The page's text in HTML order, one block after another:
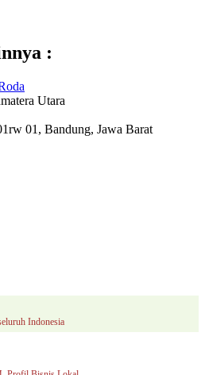
:
Utara
01, Bandung, Jawa Barat
Indonesia